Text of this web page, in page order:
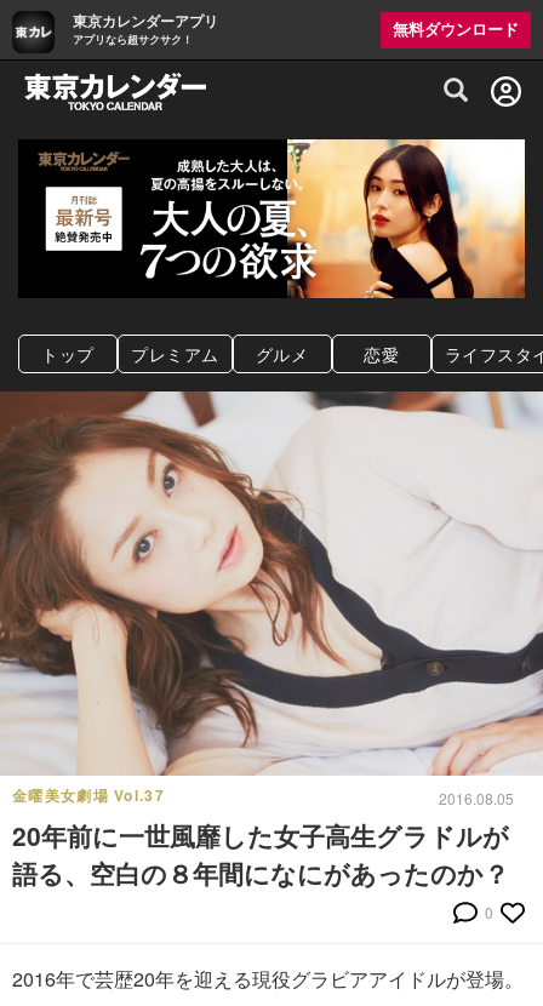
東京カレンダーアプリ
アプリなら超サクサク！
無料ダウンロード
グルメ情報・プレミアムレストラン予約
トップ プレミアム グルメ 恋愛 ライフスタ
金曜美女劇場 Vol.37 2016.08.05
20年前に一世風靡した女子高生グラドルが
語る、空白の８年間になにがあったのか？
0
2016年で芸歴20年を迎える現役グラビアアイドルが登場。